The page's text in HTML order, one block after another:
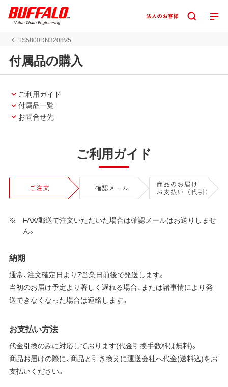
TS5800DN3208V5
付属品の購入
ご利用ガイド
付属品一覧
お問合せ先
ご利用ガイド
FAX/郵送で注文いただいた場合は確認メールはお送りしませ
ん。
納期
通常、注文確定日より7営業日前後で発送します。
当初のお届け予定より著しく遅れる場合、または諸事情により発
送できなくなった場合は連絡します。
お支払い方法
代金引換のみに対応しております(代金引換手数料は無料)。
商品お届けの際に、商品と引き換えに運送会社へ代金(送料込)をお
支払いください。